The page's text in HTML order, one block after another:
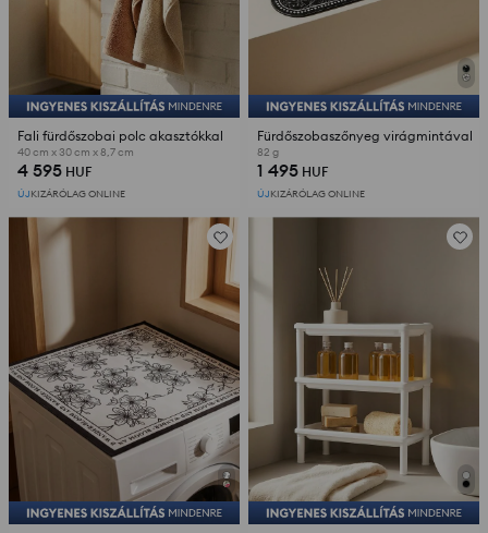
Fali fürdőszobai polc akasztókkal
40 cm x 30 cm x 8,7 cm
4 595 HUF
ÚJKIZÁRÓLAG ONLINE
Fürdőszobaszőnyeg virágmintával
82 g
1 495 HUF
ÚJKIZÁRÓLAG ONLINE